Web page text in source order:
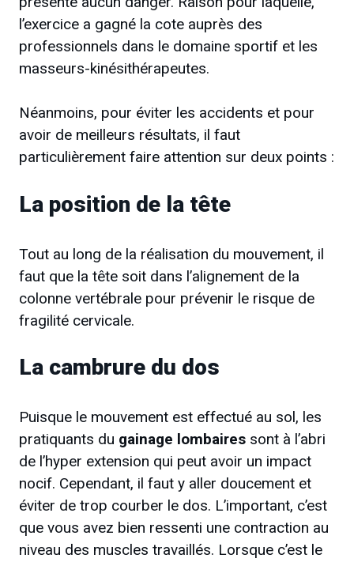
l’exercice a gagné la cote auprès des
professionnels dans le domaine sportif et les
masseurs-kinésithérapeutes.
Néanmoins, pour éviter les accidents et pour
avoir de meilleurs résultats, il faut
particulièrement faire attention sur deux points :
La position de la tête
Tout au long de la réalisation du mouvement, il
faut que la tête soit dans l’alignement de la
colonne vertébrale pour prévenir le risque de
fragilité cervicale.
La cambrure du dos
Puisque le mouvement est effectué au sol, les
pratiquants du gainage lombaires sont à l’abri
de l’hyper extension qui peut avoir un impact
nocif. Cependant, il faut y aller doucement et
éviter de trop courber le dos. L’important, c’est
que vous avez bien ressenti une contraction au
niveau des muscles travaillés. Lorsque c’est le